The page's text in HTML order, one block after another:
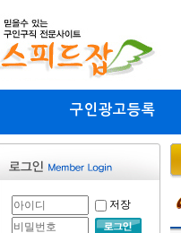
구인광고등록
저장